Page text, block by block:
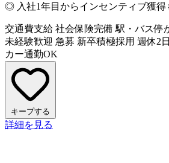
◎ 入社1年目からインセンティブ獲得
交通費支給 社会保険完備 駅・バス停
未経験歓迎 急募 新卒積極採用 週休2
カー通勤OK
キープする
詳細を見る